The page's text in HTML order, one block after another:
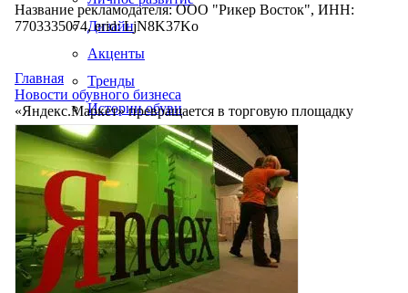
Дизайн
Акценты
Тренды
Истории обуви
Производство
Название рекламодателя: ООО "Рикер Восток", ИНН:
7703335074, erid: LjN8K37Ko
Главная
Новости обувного бизнеса
«Яндекс.Маркет» превращается в торговую площадку